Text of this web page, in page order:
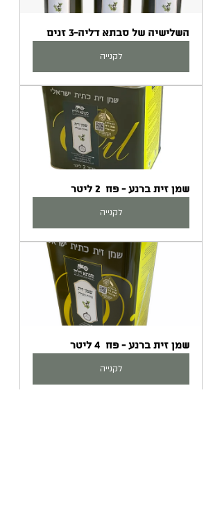
השלישיה של סבתא דליה-3 זנים
לקנייה
שמן זית ברנע - פח  2 ליטר
לקנייה
שמן זית ברנע - פח  4 ליטר
לקנייה